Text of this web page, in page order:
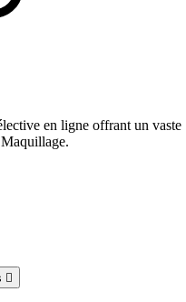
en ligne offrant un vaste
